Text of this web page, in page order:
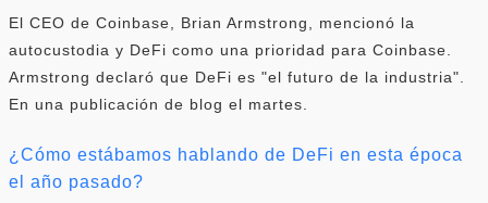
El CEO de Coinbase, Brian Armstrong, mencionó la
autocustodia y DeFi como una prioridad para Coinbase.
Armstrong declaró que DeFi es "el futuro de la industria".
En una publicación de blog el martes.
¿Cómo estábamos hablando de DeFi en esta época
el año pasado?